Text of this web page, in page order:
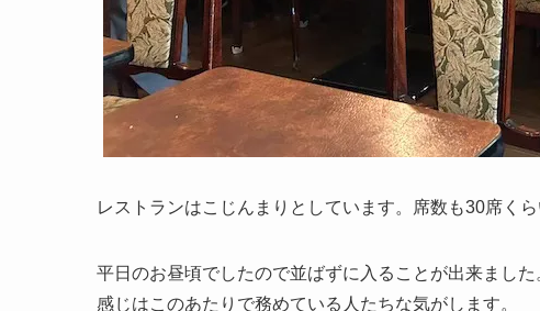
レストランはこじんまりとしています。席数も30席くら
平日のお昼頃でしたので並ばずに入ることが出来まし
感じはこのあたりで務めている人たちな気がします。